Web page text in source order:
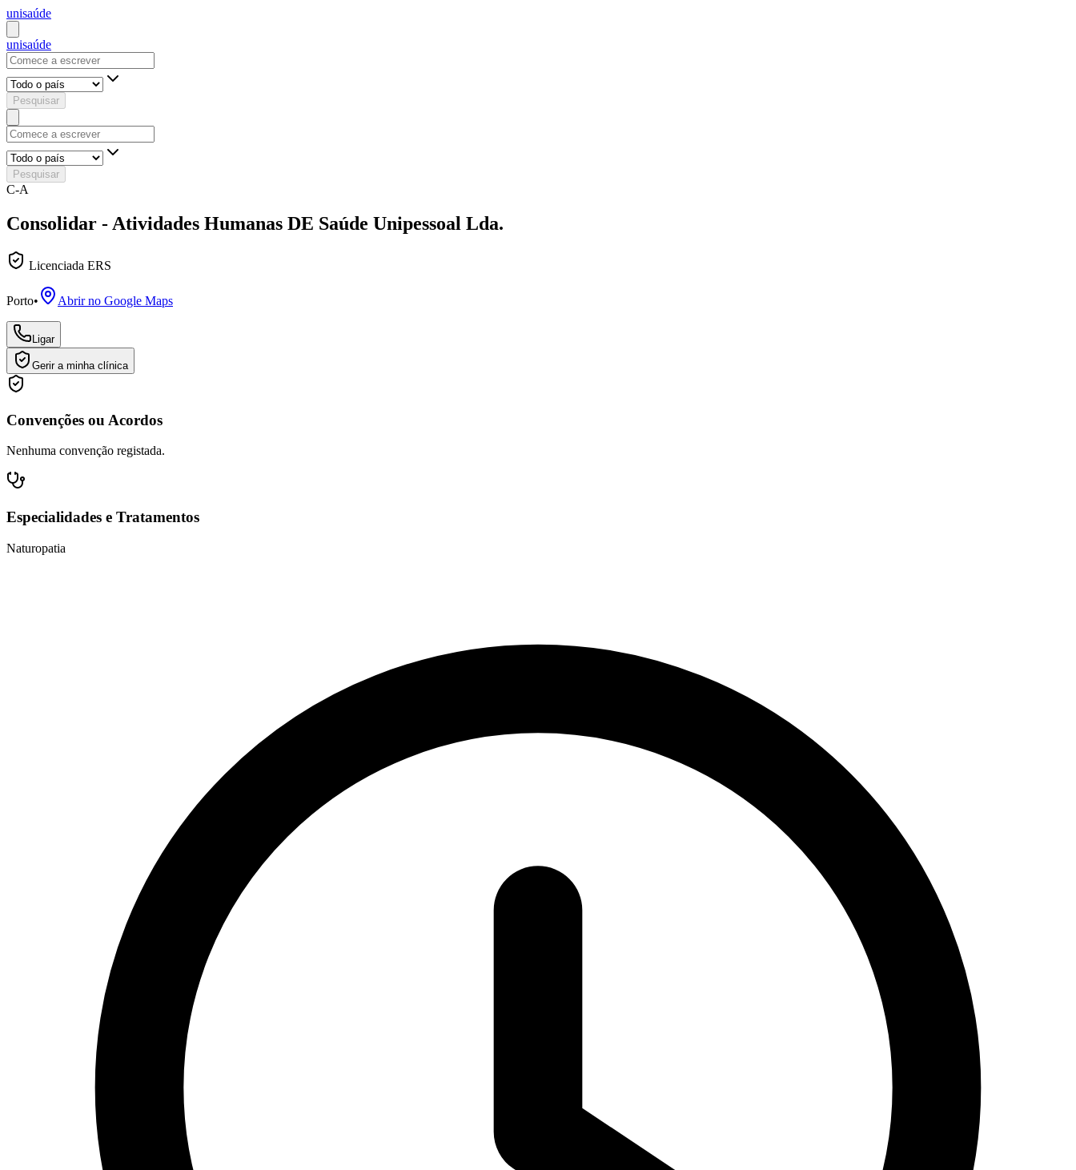
unisaúde
unisaúde
Pesquisar
Pesquisar
C-A
Consolidar - Atividades Humanas DE Saúde Unipessoal Lda.
Licenciada ERS
Porto• Abrir no Google Maps
Ligar
Gerir a minha clínica
Convenções ou Acordos
Nenhuma convenção registada.
Especialidades e Tratamentos
Naturopatia